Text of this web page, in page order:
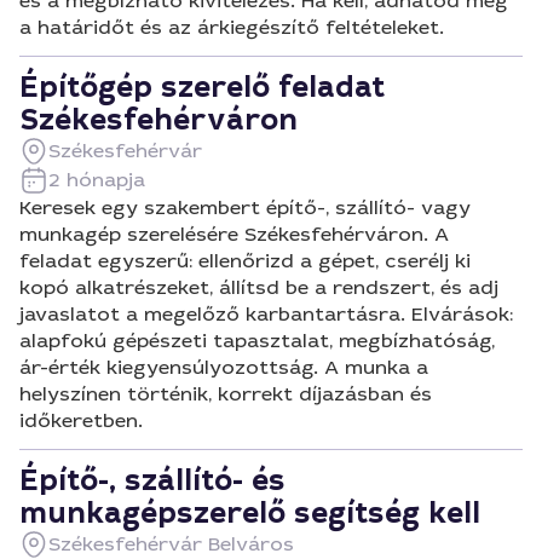
a határidőt és az árkiegészítő feltételeket.
Építőgép szerelő feladat
Székesfehérváron
Székesfehérvár
2 hónapja
Keresek egy szakembert építő-, szállító- vagy
munkagép szerelésére Székesfehérváron. A
feladat egyszerű: ellenőrizd a gépet, cserélj ki
kopó alkatrészeket, állítsd be a rendszert, és adj
javaslatot a megelőző karbantartásra. Elvárások:
alapfokú gépészeti tapasztalat, megbízhatóság,
ár-érték kiegyensúlyozottság. A munka a
helyszínen történik, korrekt díjazásban és
időkeretben.
Építő-, szállító- és
munkagépszerelő segítség kell
Székesfehérvár Belváros